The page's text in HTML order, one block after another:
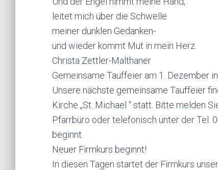
leitet mich über die Schwelle
meiner dunklen Gedanken-
und wieder kommt Mut in mein Herz.
Christa Zettler-Malthaner
Gemeinsame Tauffeier am 1. Dezember
Unsere nächste gemeinsame Tauffeier
Kirche „St. Michael “ statt. Bitte melden
Pfarrbüro oder telefonisch unter der Tel.
beginnt.
Neuer Firmkurs beginnt!
In diesen Tagen startet der Firmkurs